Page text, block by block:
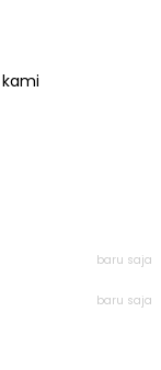
baru saja
baru saja